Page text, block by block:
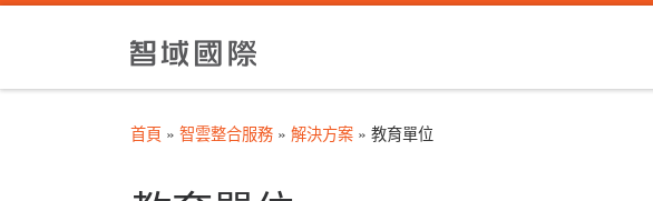
首頁 » 智雲整合服務 » 解決方案 » 教育單位